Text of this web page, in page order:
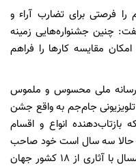
را فرصتی برای تضارب آراء و
چنین جشنواره‌هایی زمینه
مقایسه کارها را فراهم
رسانه ملی محسوس و ملموس
جام‌جم به واقع جشن
بازتاب‌دهنده انواع و اقسام
حالا سه سال است خود صاحب
جشنواره‌ای منظم و بزرگ شده است و امسال با آثاری از 18 کشور جهان